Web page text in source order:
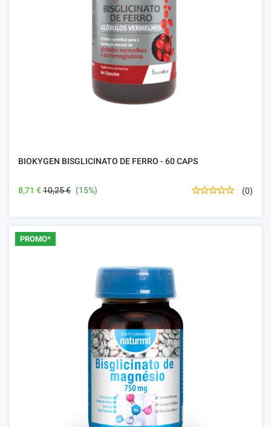
BIOKYGEN BISGLICINATO DE FERRO - 60 CAPS
8,71 €10,25 € (15%) (0)
PROMO*